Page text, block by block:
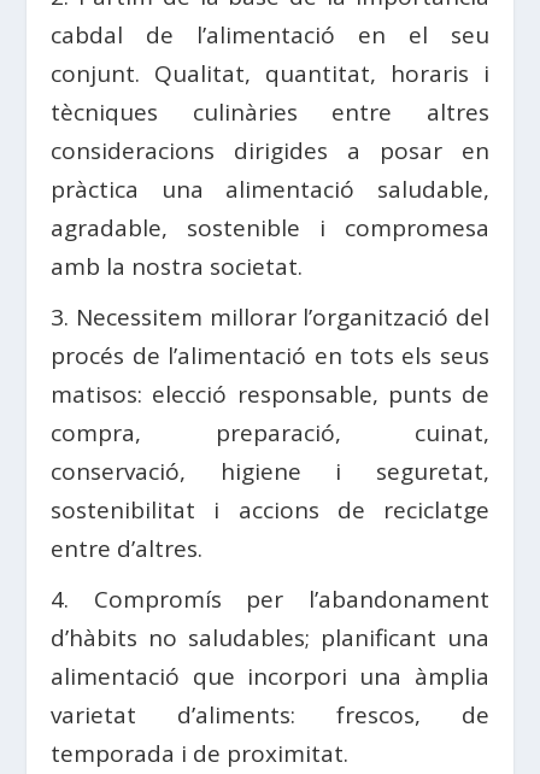
cabdal de l’alimentació en el seu
conjunt. Qualitat, quantitat, horaris i
tècniques culinàries entre altres
consideracions dirigides a posar en
pràctica una alimentació saludable,
agradable, sostenible i compromesa
amb la nostra societat.
3. Necessitem millorar l’organització del
procés de l’alimentació en tots els seus
matisos: elecció responsable, punts de
compra, preparació, cuinat,
conservació, higiene i seguretat,
sostenibilitat i accions de reciclatge
entre d’altres.
4. Compromís per l’abandonament
d’hàbits no saludables; planificant una
alimentació que incorpori una àmplia
varietat d’aliments: frescos, de
temporada i de proximitat.